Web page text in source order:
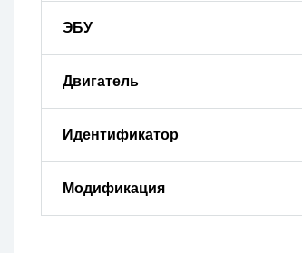
ЭБУ
Двигатель
Идентификатор
Модификация